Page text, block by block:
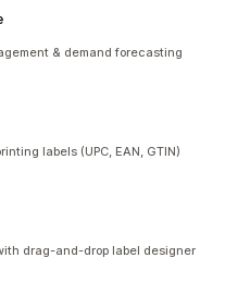
& demand forecasting
labels (UPC, EAN, GTIN)
drag-and-drop label designer